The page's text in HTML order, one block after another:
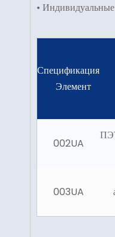
•
Спецификация
Элемент
002UA
003UA